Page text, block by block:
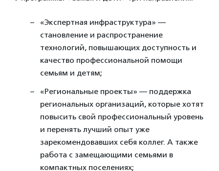
«Экспертная инфраструктура» —
становление и распространение
технологий, повышающих доступность и
качество профессиональной помощи
семьям и детям;
«Региональные проекты» — поддержка
региональных организаций, которые хотят
повысить свой профессиональный уровень
и перенять лучший опыт уже
зарекомендовавших себя коллег. А также
работа с замещающими семьями в
компактных поселениях;